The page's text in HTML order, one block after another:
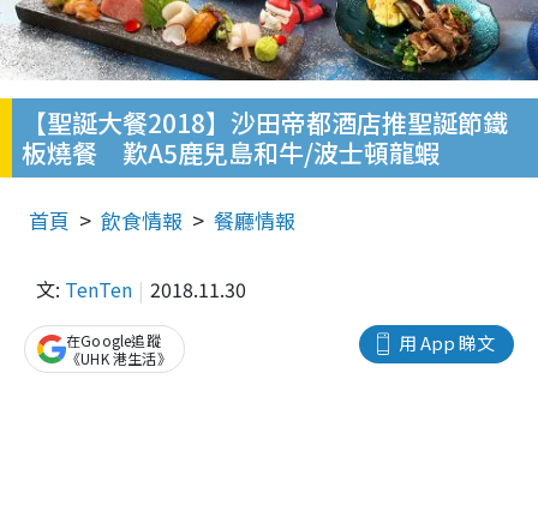
【聖誕大餐2018】沙田帝都酒店推聖誕節鐵
板燒餐 歎A5鹿兒島和牛/波士頓龍蝦
首頁 飲食情報 餐廳情報
文: TenTen 2018.11.30
用 App 睇文
在Google追蹤
《UHK 港生活》